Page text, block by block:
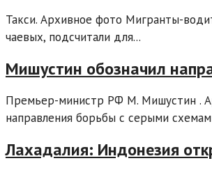
Такси. Архивное фото Мигранты-
чаевых, подсчитали для...
Мишустин обозначил
Премьер-министр РФ М. Мишустин .
направления борьбы с серыми
Лахадалия: Индонезия